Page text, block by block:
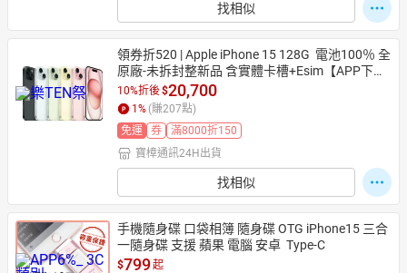
找相似
領券折520 | Apple iPhone 15 128G  電池100％ 全
原廠-未拆封整新品 含實體卡槽+Esim【APP下單
享1138點】
10%折後$20,700
1 % (賺207點)
免運
券
滿8000折150
寶樟通訊24H出貨
找相似
手機隨身碟 口袋相簿 隨身碟 OTG iPhone15 三合
一隨身碟 支援 蘋果 電腦 安卓  Type-C
$799起